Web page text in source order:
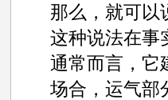
那么，就可以
这种说法在事
通常而言，它
场合，运气部